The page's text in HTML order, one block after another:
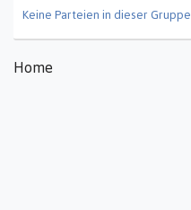
Keine Parteien in dieser Gruppe.
Home